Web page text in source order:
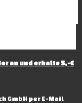
an und erhalte 5,-€
GmbH per E-Mail